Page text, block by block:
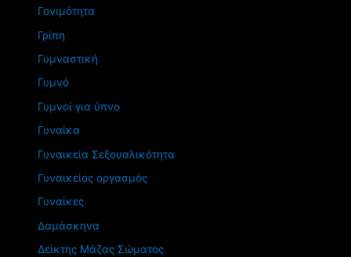
Γονιμότητα
Γρίπη
Γυμναστική
Γυμνό
Γυμνοί για ύπνο
Γυναίκα
Γυναικεία Σεξουαλικότητα
Γυναικείος οργασμός
Γυναίκες
Δαμάσκηνα
Δείκτης Μάζας Σώματος